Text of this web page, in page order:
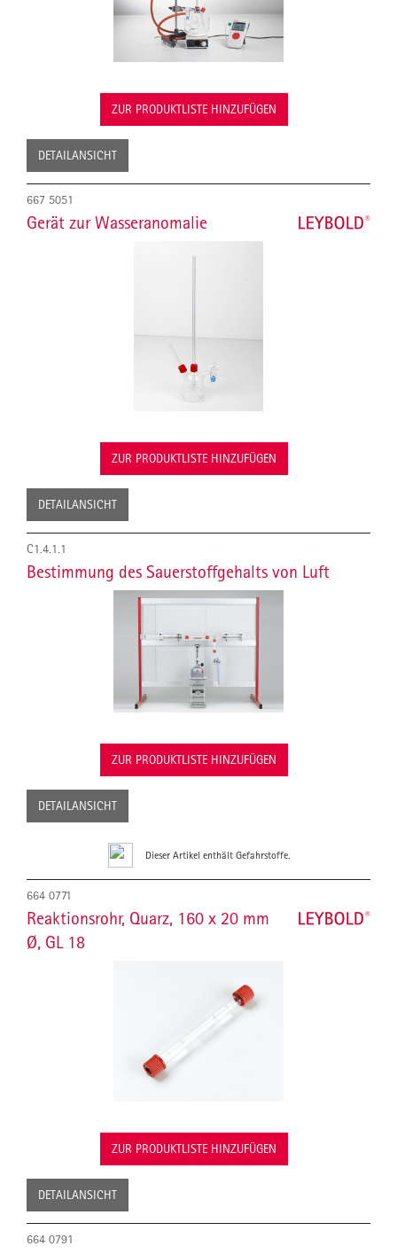
ZUR PRODUKTLISTE HINZUFÜGEN
DETAILANSICHT
667 5051
Gerät zur Wasseranomalie
ZUR PRODUKTLISTE HINZUFÜGEN
DETAILANSICHT
C1.4.1.1
Bestimmung des Sauerstoffgehalts von Luft
ZUR PRODUKTLISTE HINZUFÜGEN
DETAILANSICHT
Dieser Artikel enthält Gefahrstoffe.
664 0771
Reaktionsrohr, Quarz, 160 x 20 mm
Ø, GL 18
ZUR PRODUKTLISTE HINZUFÜGEN
DETAILANSICHT
664 0791